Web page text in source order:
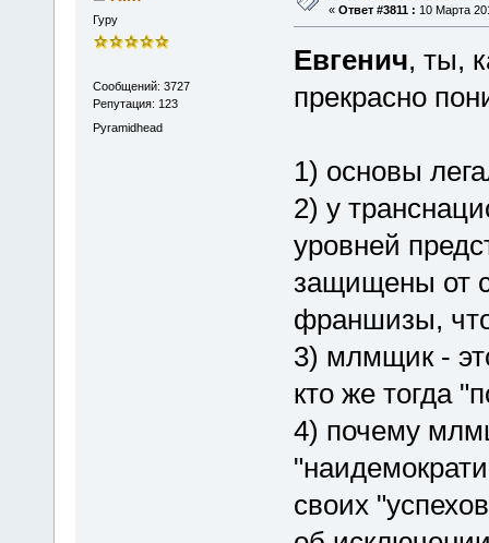
Гуру
Сообщений: 3727
Репутация: 123
Pyramidhead
« Ответ #3811 : 10 Марта
Евгенич, ты,
прекрасно
1) основы
2) у
уровней
защищены от
франшизы,
3) млмщик -
кто же тогда
4) почему
своих